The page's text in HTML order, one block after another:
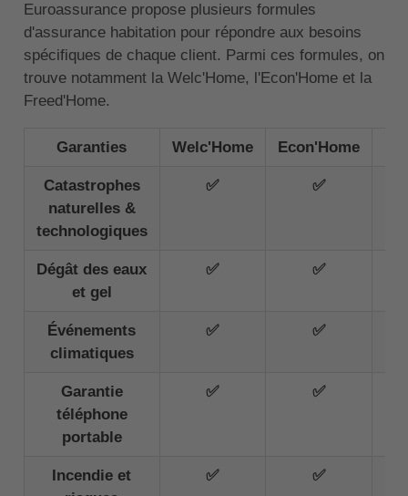
Euroassurance propose plusieurs formules
d'assurance habitation pour répondre aux besoins
spécifiques de chaque client. Parmi ces formules, on
trouve notamment la Welc'Home, l'Econ'Home et la
Freed'Home.
Garanties Welc'Home Econ'Home
Catastrophes
naturelles &
technologiques
✅ ✅
Dégât des eaux
et gel
✅ ✅
Événements
climatiques
✅ ✅
Garantie
téléphone
portable
✅ ✅
Incendie et
✅ ✅